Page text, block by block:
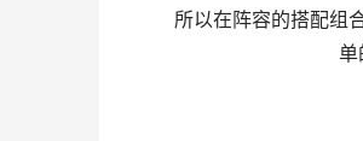
所以在阵容的搭配组合
单